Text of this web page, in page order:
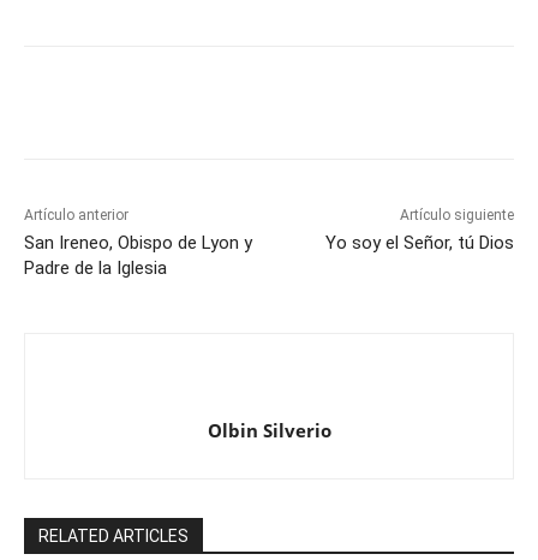
Artículo anterior
San Ireneo, Obispo de Lyon y
Padre de la Iglesia
Artículo siguiente
Yo soy el Señor, tú Dios
Olbin Silverio
RELATED ARTICLES